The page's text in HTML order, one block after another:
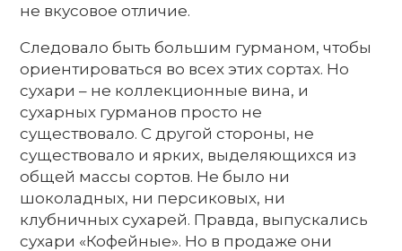
не вкусовое отличие.
Следовало быть большим гурманом, чтобы
ориентироваться во всех этих сортах. Но
сухари – не коллекционные вина, и
сухарных гурманов просто не
существовало. С другой стороны, не
существовало и ярких, выделяющихся из
общей массы сортов. Не было ни
шоколадных, ни персиковых, ни
клубничных сухарей. Правда, выпускались
сухари «Кофейные». Но в продаже они